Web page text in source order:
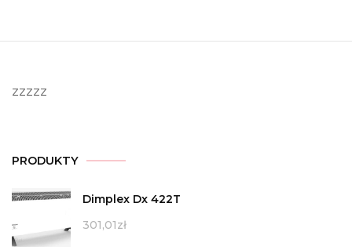
zzzzz
PRODUKTY
Dimplex Dx 422T
301,01zł